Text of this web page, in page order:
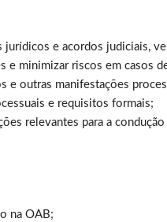
e acordos judiciais,
e minimizar riscos em casos
e outras manifestações
e requisitos formais;
relevantes para a condução
na OAB;